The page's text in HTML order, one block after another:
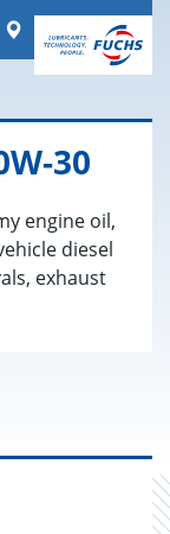
Worldwide
30
engine oil,
diesel
exhaust